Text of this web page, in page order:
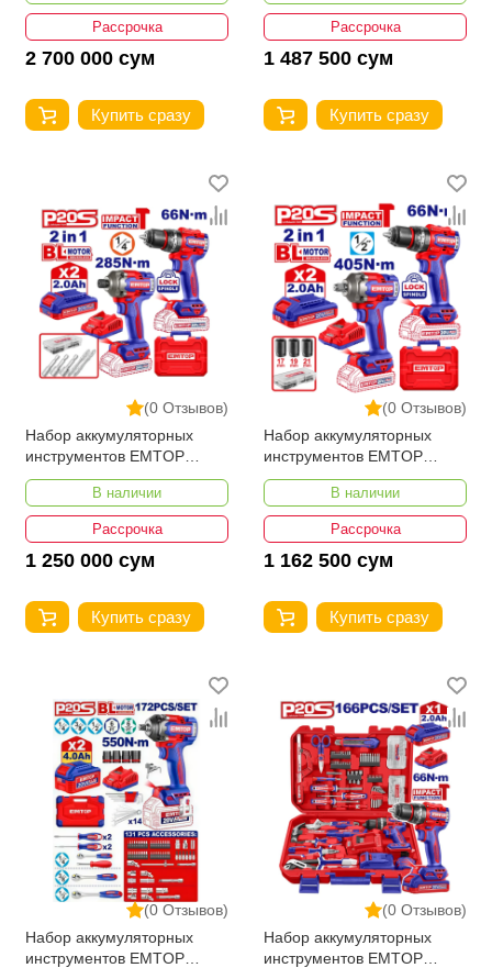
Рассрочка
2 700 000 сум
Купить сразу
Рассрочка
1 487 500 сум
Купить сразу
(0 Отзывов)
Набор аккумуляторных
инструментов EMTOP
ECKL20277
В наличии
Рассрочка
1 250 000 сум
Купить сразу
(0 Отзывов)
Набор аккумуляторных
инструментов EMTOP
ECKL20286
В наличии
Рассрочка
1 162 500 сум
Купить сразу
(0 Отзывов)
Набор аккумуляторных
инструментов EMTOP
(0 Отзывов)
Набор аккумуляторных
инструментов EMTOP